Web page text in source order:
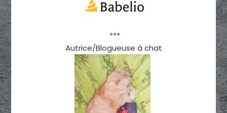
***
Autrice/Blogueuse à chat